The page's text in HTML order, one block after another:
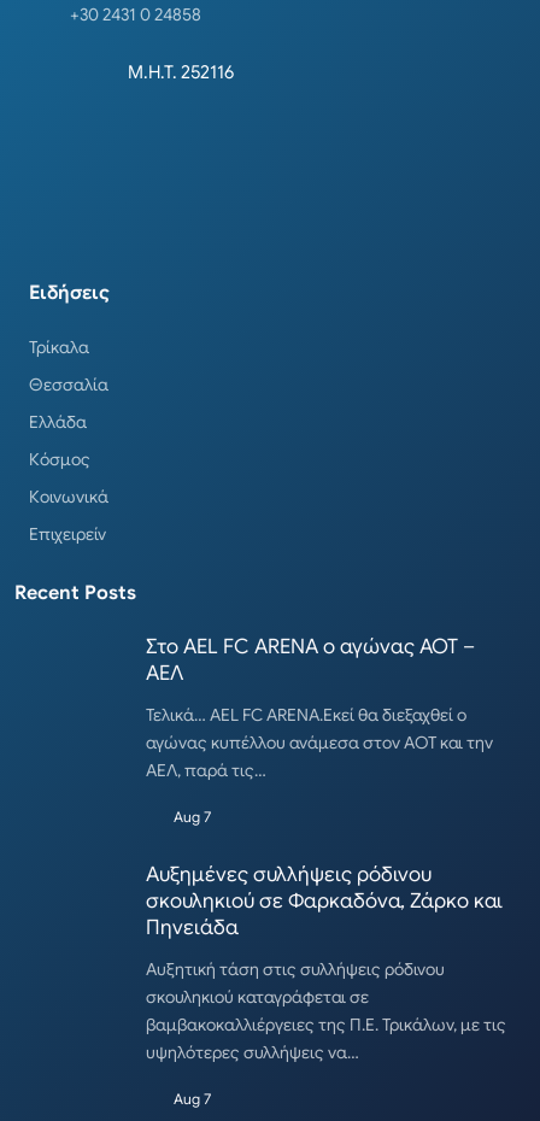
+30 2431 0 24858
Μ.Η.Τ. 252116
Ειδήσεις
Τρίκαλα
Θεσσαλία
Ελλάδα
Κόσμος
Κοινωνικά
Επιχειρείν
Recent Posts
Στο AEL FC ARENA ο αγώνας ΑΟΤ –
ΑΕΛ
Τελικά… AEL FC ARENA.Εκεί θα διεξαχθεί ο
αγώνας κυπέλλου ανάμεσα στον ΑΟΤ και την
ΑΕΛ, παρά τις…
Aug 7
Αυξημένες συλλήψεις ρόδινου
σκουληκιού σε Φαρκαδόνα, Ζάρκο και
Πηνειάδα
Αυξητική τάση στις συλλήψεις ρόδινου
σκουληκιού καταγράφεται σε
βαμβακοκαλλιέργειες της Π.Ε. Τρικάλων, με τις
υψηλότερες συλλήψεις να…
Aug 7